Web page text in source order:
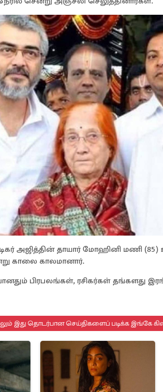
அஜித்தின் தாயார் மோஹினி மணி
காலை காலமானார்.
பிரபலங்கள், ரசிகர்கள் தங்களது
இது தொடர்பான செய்திகளைப் படிக்க இங்கே